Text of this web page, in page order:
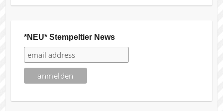
*NEU* Stempeltier News